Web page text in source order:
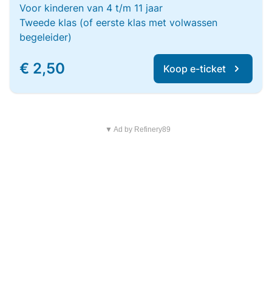
Voor kinderen van 4 t/m 11 jaar
Tweede klas (of eerste klas met volwassen
begeleider)
€ 2,50 Koop e-ticket
▼ Ad by Refinery89